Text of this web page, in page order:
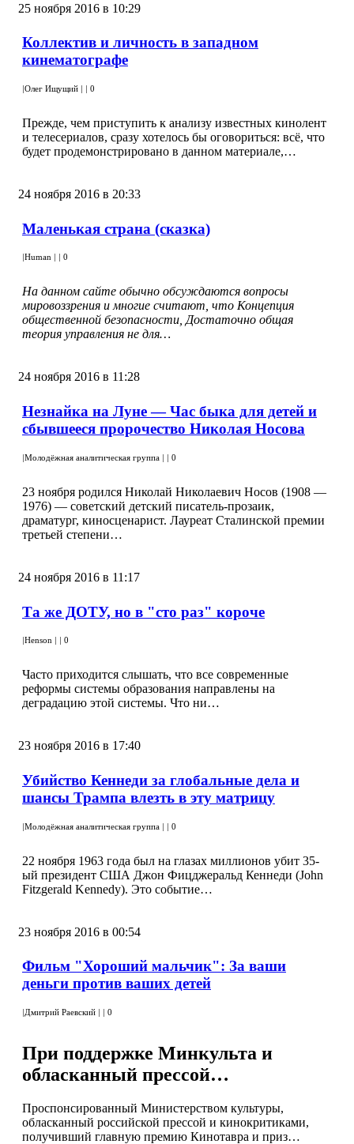
25 ноября 2016 в 10:29
Коллектив и личность в западном
кинематографе
|Олег Ищущий | | 0
Прежде, чем приступить к анализу известных кинолент
и телесериалов, сразу хотелось бы оговориться: всё, что
будет продемонстрировано в данном материале,…
24 ноября 2016 в 20:33
Маленькая страна (сказка)
Human 0
На данном сайте обычно обсуждаются вопросы
мировоззрения и многие считают, что Концепция
общественной безопасности, Достаточно общая
теория управления не для…
24 ноября 2016 в 11:28
Незнайка на Луне — Час быка для детей и
сбывшееся пророчество Николая Носова
|Молодёжная аналитическая группа | | 0
23 ноября родился Николай Николаевич Носов (1908 —
1976) — советский детский писатель-прозаик,
драматург, киносценарист. Лауреат Сталинской премии
третьей степени…
24 ноября 2016 в 11:17
Та же ДОТУ, но в "сто раз" короче
Henson 0
Часто приходится слышать, что все современные
реформы системы образования направлены на
деградацию этой системы. Что ни…
23 ноября 2016 в 17:40
Убийство Кеннеди за глобальные дела и
шансы Трампа влезть в эту матрицу
|Молодёжная аналитическая группа | | 0
22 ноября 1963 года был на глазах миллионов убит 35-
ый президент США Джон Фицджеральд Кеннеди (John
Fitzgerald Kennedy). Это событие…
23 ноября 2016 в 00:54
Фильм "Хороший мальчик": За ваши
деньги против ваших детей
|Дмитрий Раевский | | 0
При поддержке Минкульта и
обласканный прессой…
Проспонсированный Министерством культуры,
обласканный российской прессой и кинокритиками,
получивший главную премию Кинотавра и приз…